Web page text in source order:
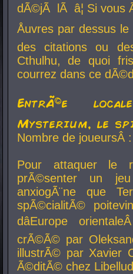
dÃ©jÃ lÃ â¦ Si vous
Åuvres par dessus
des citations ou
Cthulhu, de quoi
courrez dans ce
EntrÃ©e
Mysterium, le
Nombre de
Pour attaquer le
prÃ©senter un
anxiogÃ¨ne que
spÃ©cialitÃ©
dâEurope
crÃ©Ã© par
illustrÃ© par Xavier
Ã©ditÃ© chez